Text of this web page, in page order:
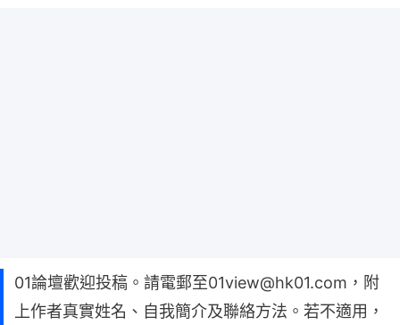
01論壇歡迎投稿。請電郵至01view@hk01.com，附
上作者真實姓名、自我簡介及聯絡方法。若不適用，